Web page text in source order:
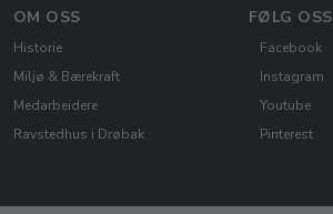
OM OSS
Historie
Miljø & Bærekraft
Medarbeidere
Ravstedhus i Drøbak
FØLG OSS
Facebook
Instagram
Youtube
Pinterest